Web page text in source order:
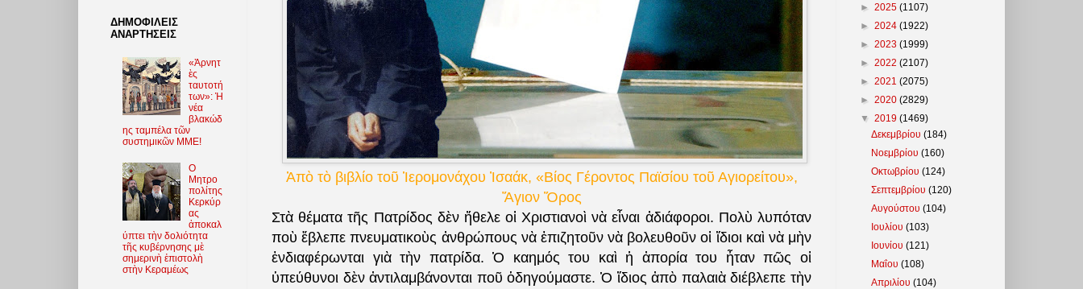
Ἀπὸ τὸ βιβλίο τοῦ Ἱερομονάχου Ἰσαάκ, «Βίος Γέροντος Παϊσίου τοῦ Αγιορείτου»,
Ἅγιον Ὅρος
Στὰ θέματα τῆς Πατρίδος δὲν ἤθελε οἱ Χριστιανοὶ νὰ εἶναι ἀδιάφοροι. Πολὺ λυπόταν
ποὺ ἔβλεπε πνευματικοὺς ἀνθρώπους νὰ ἐπιζητοῦν νὰ βολευθοῦν οἱ ἴδιοι καὶ νὰ μὴν
ἐνδιαφέρωνται γιὰ τὴν πατρίδα. Ὁ καημός του καὶ ἡ ἀπορία του ἦταν πῶς οἱ
ὑπεύθυνοι δὲν ἀντιλαμβάνονται ποῦ ὁδηγούμαστε. Ὁ ἴδιος ἀπὸ παλαιὰ διέβλεπε τὴν
ΔΗΜΟΦΙΛΕΙΣ
ΑΝΑΡΤΗΣΕΙΣ
«Ἀρνητ
ὲς
ταυτοτή
των»: Ἡ
νέα
βλακώδ
ης ταμπέλα τῶν
συστημικῶν ΜΜΕ!
O
Μητρο
πολίτης
Κερκύρ
ας
ἀποκαλ
ύπτει τὴν δολιότητα
τῆς κυβέρνησης μὲ
σημερινὴ ἐπιστολὴ
στὴν Κεραμέως
► 2025 (1107)
► 2024 (1922)
► 2023 (1999)
► 2022 (2107)
► 2021 (2075)
► 2020 (2829)
▼ 2019 (1469)
Δεκεμβρίου(184)
Νοεμβρίου(160)
Οκτωβρίου(124)
Σεπτεμβρίου(120)
Αυγούστου(104)
Ιουλίου(103)
Ιουνίου(121)
Μαΐου(108)
Απριλίου(104)